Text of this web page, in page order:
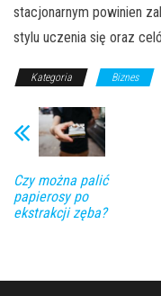
stacjonarnym powinien
stylu uczenia się oraz
Kategoria Biznes
Czy można palić
papierosy po
ekstrakcji zęba?